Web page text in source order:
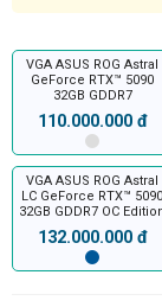
VGA ASUS ROG Astral
GeForce RTX™ 5090
32GB GDDR7
110.000.000 đ
VGA ASUS ROG Astral
LC GeForce RTX™ 5090
32GB GDDR7 OC
132.000.000 đ